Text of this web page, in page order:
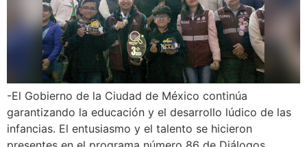
-El Gobierno de la Ciudad de México continúa
garantizando la educación y el desarrollo lúdico de las
infancias. El entusiasmo y el talento se hicieron